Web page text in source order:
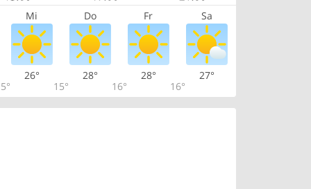
Mi Do Fr Sa
26°
15°
28°
16°
28°
16°
27°